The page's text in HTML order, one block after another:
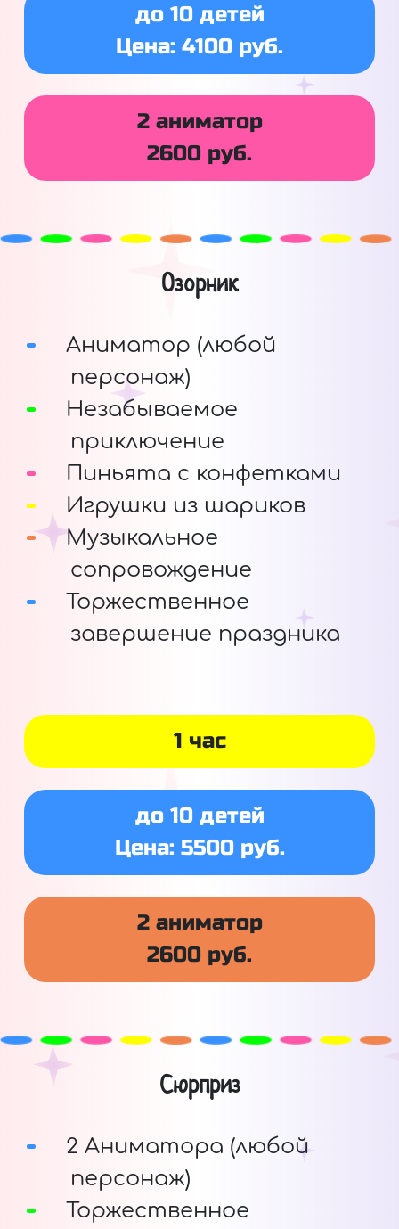
до 10 детей
Цена: 4100 руб.
2 аниматор
2600 руб.
Озорник
Аниматор (любой
персонаж)
Незабываемое
приключение
Пиньята с конфетками
Игрушки из шариков
Музыкальное
сопровождение
Торжественное
завершение праздника
1 час
до 10 детей
Цена: 5500 руб.
2 аниматор
2600 руб.
Сюрприз
2 Аниматора (любой
персонаж)
Торжественное